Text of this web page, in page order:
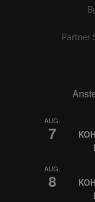
Partner
AUG.
7
AUG.
8